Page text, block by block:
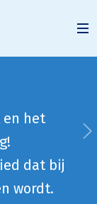
en het
dat bij
wordt.